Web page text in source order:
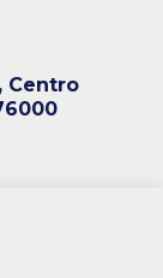
Centro